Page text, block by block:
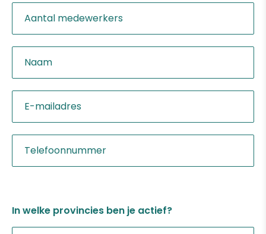
In welke provincies ben je actief?